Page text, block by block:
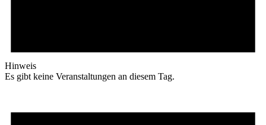
Hinweis
Es gibt keine Veranstaltungen an diesem Tag.